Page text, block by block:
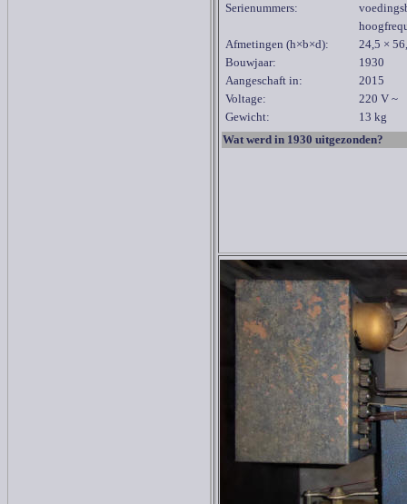
Serienummers:
Afmetingen (h×b×d):
24,5 ×
Bouwjaar:
1930
Aangeschaft in:
2015
Voltage:
220 V ~
Gewicht:
13 kg
Wat werd in 1930 uitgezonden?